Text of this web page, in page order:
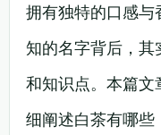
拥有独特的口感
知的名字背后，
和知识点。本篇
细阐述白茶有哪些